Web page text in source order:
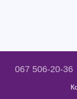
067 506-20-36